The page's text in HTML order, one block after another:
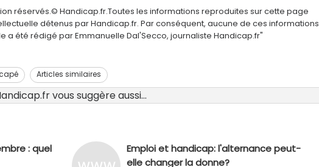
réservés.© Handicap.fr.Toutes les informations reproduites sur cette page
détenus par Handicap.fr. Par conséquent, aucune de ces informations
a été rédigé par Emmanuelle Dal'Secco, journaliste Handicap.fr"
Articles similaires
vous suggère aussi...
: quel
Emploi et handicap: l'alternance peut-
elle changer la donne?